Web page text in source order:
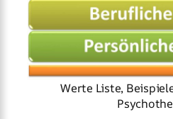
Werte Liste,